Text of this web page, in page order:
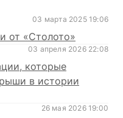
03 марта 2025 19:06
от «Столото»
03 апреля 2026 22:08
которые
в истории
26 мая 2026 19:00